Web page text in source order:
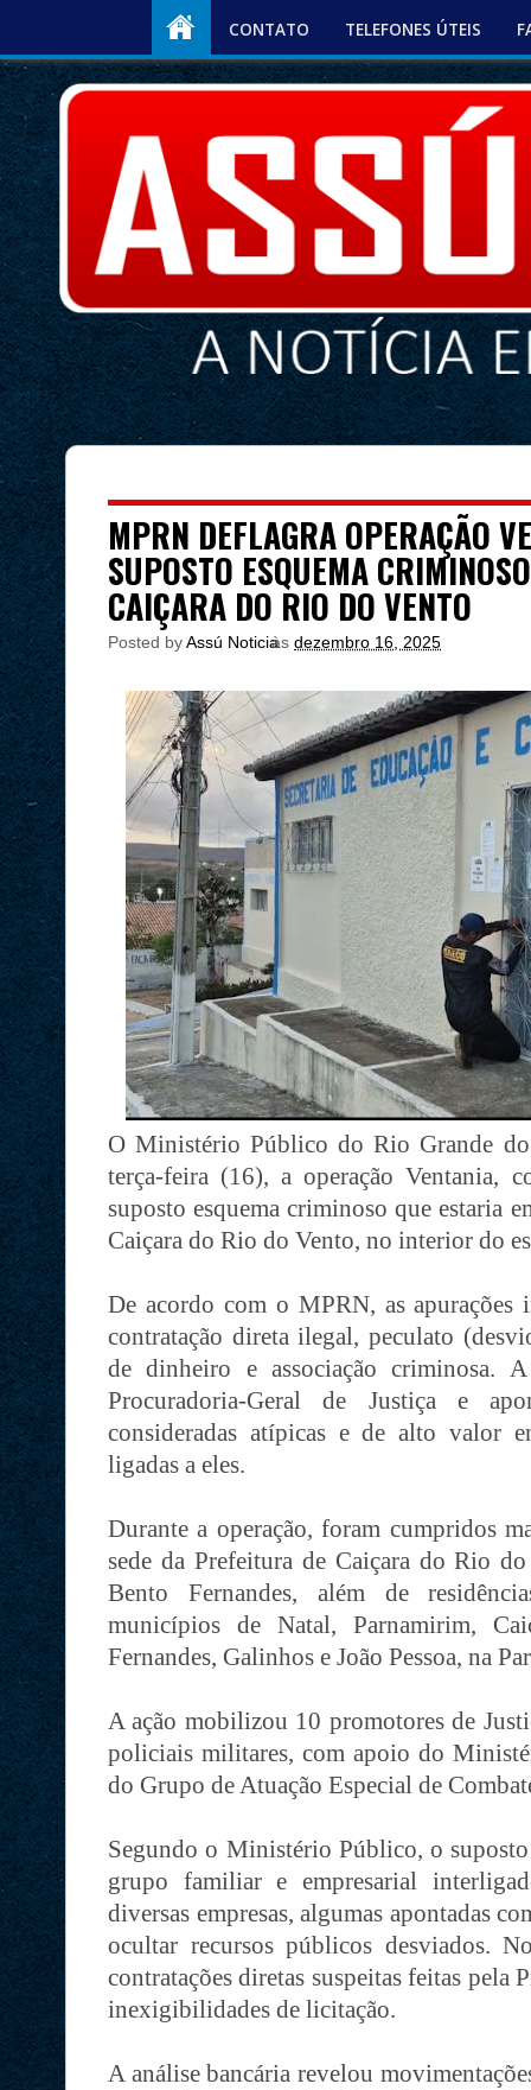
CONTATO TELEFONES ÚTEIS
MPRN DEFLAGRA OPERAÇÃO
SUPOSTO ESQUEMA
CAIÇARA DO RIO DO VENTO
Posted byAssú Noticia
às dezembro 16, 2025
O Ministério Público do Rio Grande
terça-feira (16), a operação Ventania,
suposto esquema criminoso que estaria
Caiçara do Rio do Vento, no interior do
De acordo com o MPRN, as
contratação direta ilegal, peculato
de dinheiro e associação criminosa.
Procuradoria-Geral de Justiça e
consideradas atípicas e de alto valor
ligadas a eles.
Durante a operação, foram cumpridos
sede da Prefeitura de Caiçara do Rio
Bento Fernandes, além de
municípios de Natal, Parnamirim,
Fernandes, Galinhos e João Pessoa, na
A ação mobilizou 10 promotores de
policiais militares, com apoio do
do Grupo de Atuação Especial de
Segundo o Ministério Público, o
grupo familiar e empresarial
diversas empresas, algumas apontadas
ocultar recursos públicos desviados.
contratações diretas suspeitas feitas pela
inexigibilidades de licitação.
A análise bancária revelou